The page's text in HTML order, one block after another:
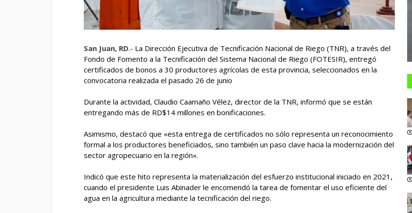
San Juan, RD.- La Dirección Ejecutiva de Tecnificación Nacional de Riego (TNR), a través del
Fondo de Fomento a la Tecnificación del Sistema Nacional de Riego (FOTESIR), entregó
certificados de bonos a 30 productores agrícolas de esta provincia, seleccionados en la
convocatoria realizada el pasado 26 de junio
Durante la actividad, Claudio Caamaño Vélez, director de la TNR, informó que se están
entregando más de RD$14 millones en bonificaciones.
Asimismo, destacó que «esta entrega de certificados no sólo representa un reconocimiento
formal a los productores beneficiados, sino también un paso clave hacia la modernización del
sector agropecuario en la región».
Indicó que este hito representa la materialización del esfuerzo institucional iniciado en 2021,
cuando el presidente Luis Abinader le encomendó la tarea de fomentar el uso eficiente del
agua en la agricultura mediante la tecnificación del riego.